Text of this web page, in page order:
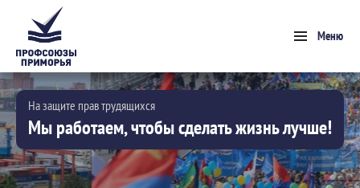
Меню
На защите прав трудящихся
Мы работаем, чтобы сделать жизнь лучше!